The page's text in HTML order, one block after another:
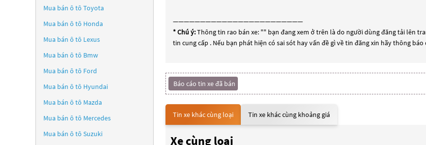
————————————————————————
* Chú ý:Thông tin rao bán xe: "" bạn đang xem ở trên là do người dùng đăng tải lên
tin cung cấp . Nếu bạn phát hiện có sai sót hay vấn đề gì về tin đăng xin hãy thông
Báo cáo tin xe đã bán
Tin xe khác cùng loại Tin xe khác cùng khoảng giá
Xe cùng loại
Mua bán ô tô Toyota
Mua bán ô tô Honda
Mua bán ô tô Lexus
Mua bán ô tô Bmw
Mua bán ô tô Ford
Mua bán ô tô Hyundai
Mua bán ô tô Mazda
Mua bán ô tô Mercedes
Mua bán ô tô Suzuki